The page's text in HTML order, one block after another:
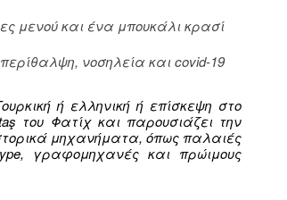
μενού και ένα μπουκάλι κρασί
νοσηλεία και covid-19
ή ελληνική ή επίσκεψη στο
του Φατίχ και παρουσιάζει την
μηχανήματα, όπως παλαιές
γραφομηχανές και πρώιμους